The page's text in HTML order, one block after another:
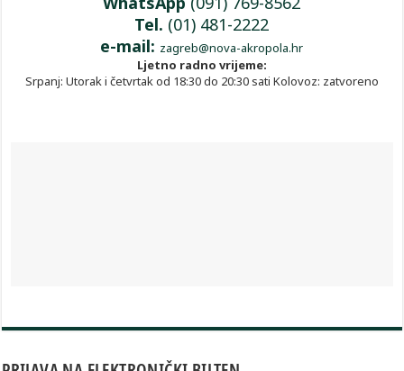
Tel. (01) 481-2222
e-mail: zagreb@nova-akropola.hr
Ljetno radno vrijeme:
Srpanj: Utorak i četvrtak od 18:30 do 20:30 sati Kolovoz: zatvoreno